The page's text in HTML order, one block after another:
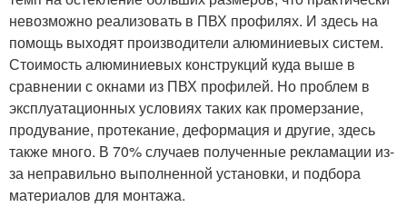
невозможно реализовать в ПВХ профилях. И здесь на
помощь выходят производители алюминиевых систем.
Стоимость алюминиевых конструкций куда выше в
сравнении с окнами из ПВХ профилей. Но проблем в
эксплуатационных условиях таких как промерзание,
продувание, протекание, деформация и другие, здесь
также много. В 70% случаев полученные рекламации из-
за неправильно выполненной установки, и подбора
материалов для монтажа.